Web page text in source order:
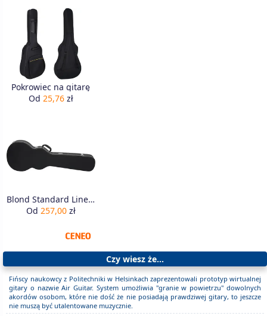
Pokrowiec na gitarę
Od 25,76zł
Blond Standard Line Case Les Paul Guitar BK
Od 257,00zł
Czy wiesz że...
Fińscy naukowcy z Politechniki w Helsinkach zaprezentowali prototyp wirtualnej
gitary o nazwie Air Guitar. System umożliwia "granie w powietrzu" dowolnych
akordów osobom, które nie dość że nie posiadają prawdziwej gitary, to jeszcze
nie muszą być utalentowane muzycznie.